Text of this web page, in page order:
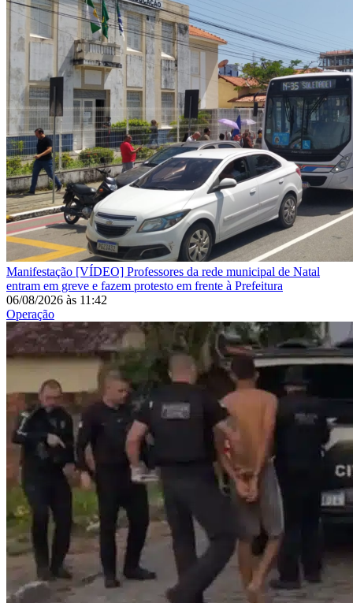
Manifestação [VÍDEO] Professores da rede municipal de Natal
entram em greve e fazem protesto em frente à Prefeitura
06/08/2026 às 11:42
Operação